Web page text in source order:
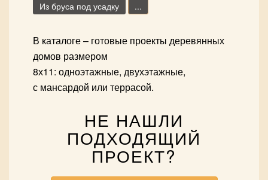
Из бруса под усадку
...
В каталоге – готовые проекты деревянных
домов размером
8х11: одноэтажные, двухэтажные,
с мансардой или террасой.
НЕ НАШЛИ
ПОДХОДЯЩИЙ
ПРОЕКТ?